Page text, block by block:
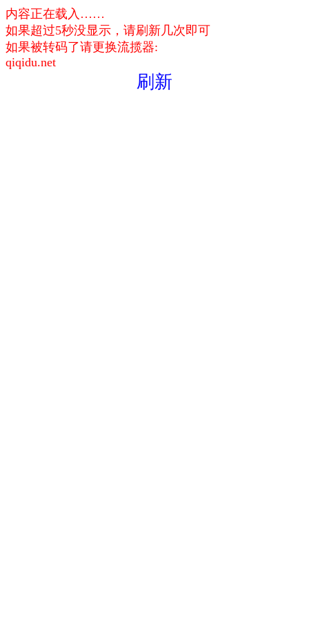
内容正在载入……
如果超过5秒没显示，请刷新几次即可
如果被转码了请更换流揽器:
qiqidu.net
刷新